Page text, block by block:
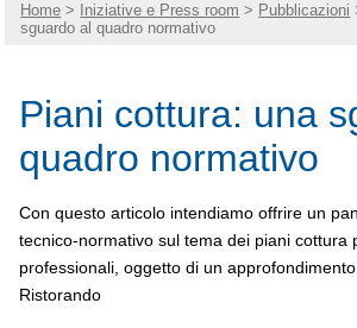
Home > Iniziative e Press room > Pubblicazioni
sguardo al quadro normativo
Piani cottura: una
quadro normativo
Con questo articolo intendiamo offrire un
tecnico-normativo sul tema dei piani cottura
professionali, oggetto di un
Ristorando